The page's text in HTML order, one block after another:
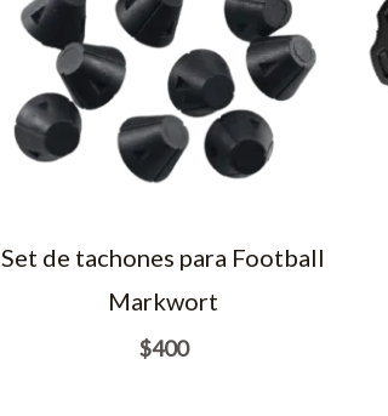
Set de tachones para Football
Markwort
$400